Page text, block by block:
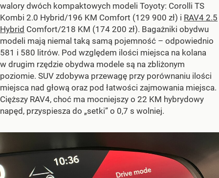
walory dwóch kompaktowych modeli Toyoty: Corolli TS
Kombi 2.0 Hybrid/196 KM Comfort (129 900 zł) i RAV4 2.5
Hybrid Comfort/218 KM (174 200 zł). Bagażniki obydwu
modeli mają niemal taką samą pojemność – odpowiednio
581 i 580 litrów. Pod względem ilości miejsca na kolana
w drugim rzędzie obydwa modele są na zbliżonym
poziomie. SUV zdobywa przewagę przy porównaniu ilości
miejsca nad głową oraz pod łatwości zajmowania miejsca.
Cięższy RAV4, choć ma mocniejszy o 22 KM hybrydowy
napęd, przyspiesza do „setki” o 0,7 s wolniej.